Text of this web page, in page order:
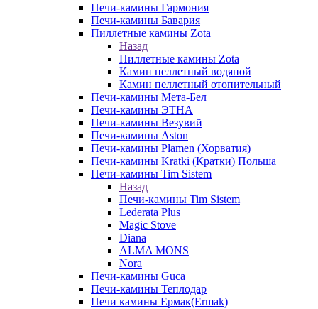
Печи-камины Гармония
Печи-камины Бавария
Пиллетные камины Zota
Назад
Пиллетные камины Zota
Камин пеллетный водяной
Камин пеллетный отопительный
Печи-камины Мета-Бел
Печи-камины ЭТНА
Печи-камины Везувий
Печи-камины Aston
Печи-камины Plamen (Хорватия)
Печи-камины Kratki (Кратки) Польша
Печи-камины Tim Sistem
Назад
Печи-камины Tim Sistem
Lederata Plus
Magic Stove
Diana
ALMA MONS
Nora
Печи-камины Guca
Печи-камины Теплодар
Печи камины Ермак(Ermak)